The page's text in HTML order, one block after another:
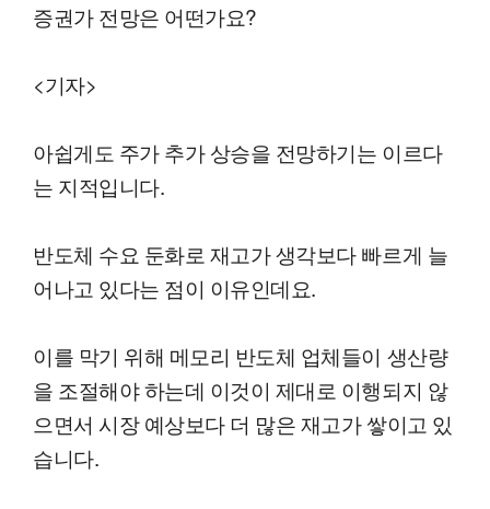
증권가 전망은 어떤가요?
<기자>
아쉽게도 주가 추가 상승을 전망하기는 이르다
는 지적입니다.
반도체 수요 둔화로 재고가 생각보다 빠르게 늘
어나고 있다는 점이 이유인데요.
이를 막기 위해 메모리 반도체 업체들이 생산량
을 조절해야 하는데 이것이 제대로 이행되지 않
으면서 시장 예상보다 더 많은 재고가 쌓이고 있
습니다.